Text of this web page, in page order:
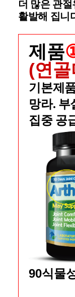
더 많은 관
활발해 집니
제품
(연
기본제
망라. 부
집중 공
90식물